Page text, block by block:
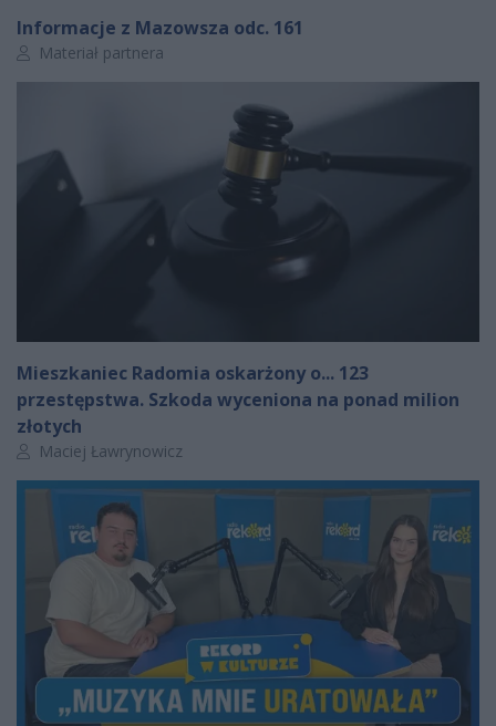
Informacje z Mazowsza odc. 161
Autor artykułu:
Materiał partnera
Mieszkaniec Radomia oskarżony o... 123
przestępstwa. Szkoda wyceniona na ponad milion
złotych
Autor artykułu:
Maciej Ławrynowicz